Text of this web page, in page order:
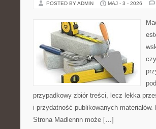
POSTED BY ADMIN MAJ - 3 - 2026
przypadkowy zbiór treści, lecz lekka
i przydatność publikowanych
Strona Madlennn może […]